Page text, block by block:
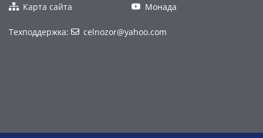
Карта сайта
Монада
Техподдержка: celnozor@yahoo.com